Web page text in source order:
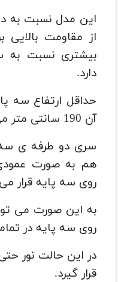
این مدل نسبت به
از مقاومت
بیشتری نسبت به
دارد.
آن 190 سانتی متر می باشد.
هم به صورت
روی سه پایه قرار
به این صورت می
روی سه پایه در
در این حالت نور
قرار گیرد.